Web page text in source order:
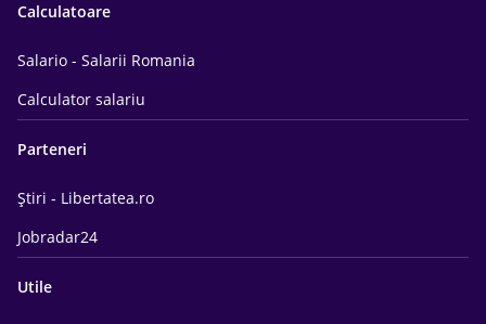
Calculatoare
Salario - Salarii Romania
Calculator salariu
Parteneri
Știri - Libertatea.ro
Jobradar24
Utile